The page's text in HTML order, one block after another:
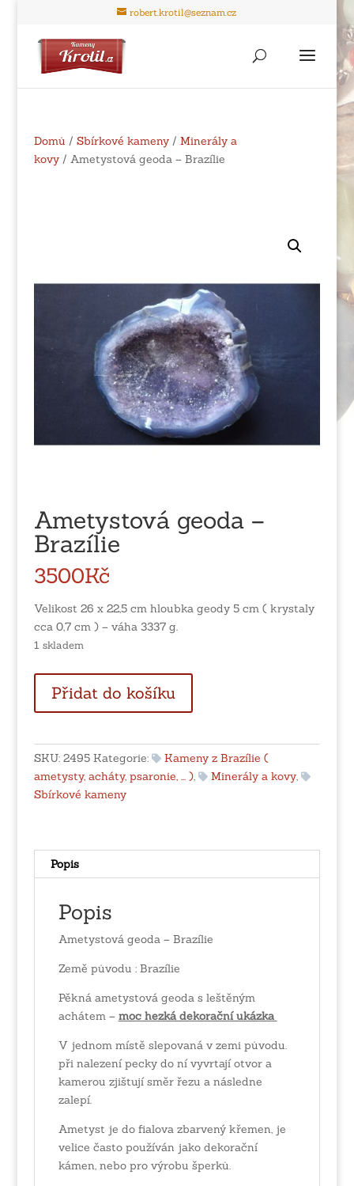
robert.krotil@seznam.cz
Domů / Sbírkové kameny/ Minerály a
kovy/ Ametystová geoda – Brazílie
Ametystová geoda –
Brazílie
3500Kč
Velikost 26 x 22,5 cm hloubka geody 5 cm ( krystaly
cca 0,7 cm ) – váha 3337 g.
1 skladem
geoda
-
množství
Přidat do košíku
SKU: 2495 Kategorie:
Kameny z Brazílie (
ametysty, acháty, psaronie, ... ), Minerály a kovy,
Sbírkové kameny
Popis
Popis
Ametystová geoda – Brazílie
Země původu : Brazílie
Pěkná ametystová geoda s leštěným
achátem – moc hezká dekorační ukázka
V jednom místě slepovaná v zemi původu.
při nalezení pecky do ní vyvrtají otvor a
kamerou zjištují směr řezu a následne
zalepí.
Ametyst je do fialova zbarvený křemen, je
velice často používán jako dekorační
kámen, nebo pro výrobu šperků.